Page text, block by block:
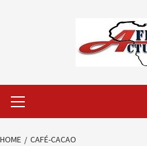
Menu
HOME CAFÉ-CACAO